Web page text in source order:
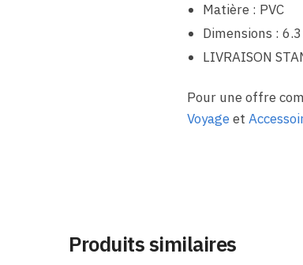
Matière : PVC
Dimensions :
LIVRAISON
Pour une offre
Voyageet
Produits similaires